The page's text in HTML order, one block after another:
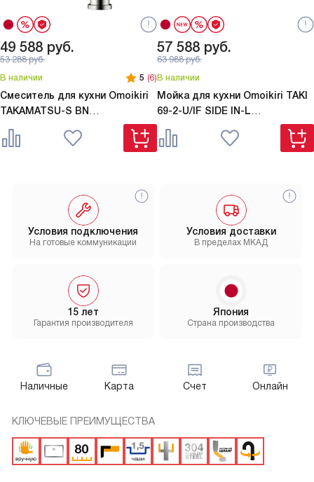
49 588 руб.
53 288руб.
В наличии
5 (6)
Смеситель для кухни Omoikiri
TAKAMATSU-S BN
нержавеющая сталь
57 588 руб.
63 988руб.
В наличии
Мойка для кухни Omoikiri TAKI
69-2-U/IF SIDE IN-L
нержавеющая сталь
Условия доставки
В пределах МКАД
15 лет
Гарантия производителя
Условия подключения
На готовые коммуникации
Япония
Страна производства
Наличные Карта Счет Онлайн
КЛЮЧЕВЫЕ ПРЕИМУЩЕСТВА